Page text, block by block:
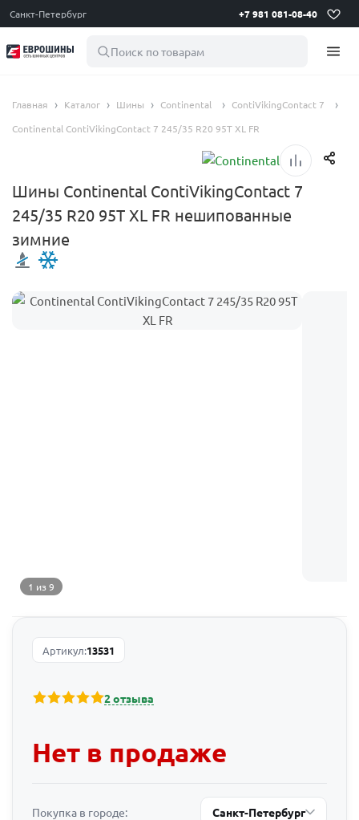
Санкт-Петербург +7 981 081-08-40
Поиск по товарам
Главная Каталог Шины Continental
ContiVikingContact 7
Continental ContiVikingContact 7 245/35 R20 95T XL FR
Шины Continental ContiVikingContact 7
245/35 R20 95T XL FR нешипованные
зимние
1 из 9
Артикул:13531
2 отзыва
Нет в продаже
Покупка в городе: Санкт-Петербург